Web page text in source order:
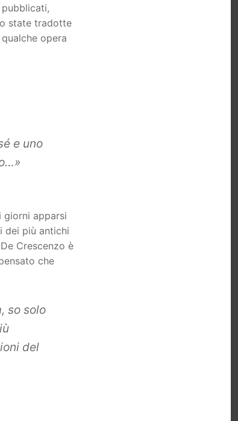
state tradotte
opera
e uno
giorni apparsi
dei più antichi
Crescenzo è
che
so solo
del